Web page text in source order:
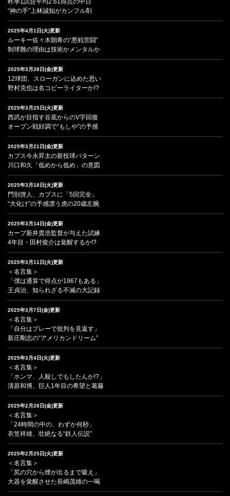
昨季1試合平均2.61得点の中日
“神の手”上林誠知がカンフル剤
2025年4月1日(火)更新
ルーキー佐々木朗希の“悪戦苦闘”
制球難の理由は技術かメンタルか
2025年3月28日(金)更新
12球団、スローガンに込めた思い
野村克也は名コピーライターか!?
2025年3月25日(火)更新
西武が目指す谷底からのV字回復
オープン戦好調で“もしや”の予感
2025年3月21日(金)更新
カブス今永昇太の新投球パターン
川口和久「低めから低め」の意図
2025年3月18日(火)更新
門別啓人、カブスに「5回完全」
“大化け”の予感漂う虎の20歳左腕
2025年3月14日(金)更新
カープ新井貴浩監督が与えた試練
4年目・田村俊介は覚醒するか!?
2025年3月11日(火)更新
＜名言集＞
「僕は通算で得点が1967もある」
王貞治、知られざる不滅の大記録
2025年3月7日(金)更新
＜名言集＞
「自分はプレーで批判を見返す」
新庄剛志の“アメリカンドリーム”
2025年3月4日(火)更新
＜名言集＞
「ホンマ、人殺しでもしたんか!?」
清原和博、巨人1年目の希望と葛藤
2025年2月28日(金)更新
＜名言集＞
「24時間の中の、わずか何秒」
衣笠祥雄、壮絶なる“鉄人伝説”
2025年2月25日(火)更新
＜名言集＞
「尻の穴から煙が出るまで吸え」
大器を覚醒させた長嶋茂雄の一喝